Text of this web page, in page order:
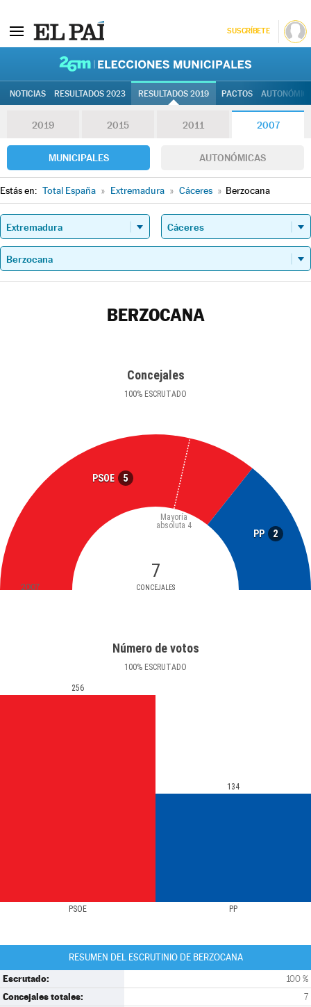
SUSCRÍBETE
NOTICIAS RESULTADOS 2023 RESULTADOS 2019 PACTOS
2019 2015 2011 2007
MUNICIPALES AUTONÓMICAS
Estás en: Total España » Extremadura » Cáceres » Berzocana
BERZOCANA
Concejales
100% ESCRUTADO
PSOE 5
PP 2
7
CONCEJALES
Mayoría
absoluta 4
2007
Número de votos
100% ESCRUTADO
PSOE PP
256
134
RESUMEN DEL ESCRUTINIO DE BERZOCANA
Escrutado: 100 %
Concejales totales: 7